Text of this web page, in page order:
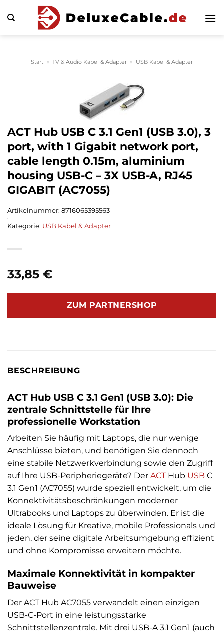
Inhalt
Start » TV & Audio Kabel & Adapter » USB Kabel & Adapter
ACT Hub USB C 3.1 Gen1 (USB 3.0), 3
port, with 1 Gigabit network port,
cable length 0.15m, aluminium
housing USB-C – 3X USB-A, RJ45
GIGABIT (AC7055)
33,85 €
ZUM PARTNERSHOP
Artikelnummer: 8716065395563
Kategorie: USB Kabel & Adapter
BESCHREIBUNG
ACT Hub USB C 3.1 Gen1 (USB 3.0): Die
zentrale Schnittstelle für Ihre
professionelle Workstation
Arbeiten Sie häufig mit Laptops, die nur wenige
Anschlüsse bieten, und benötigen Sie dennoch
eine stabile Netzwerkverbindung sowie den Zugriff
auf Ihre USB-Peripheriegeräte? Der ACTHub USB C
3.1 Gen1 (AC7055) wurde speziell entwickelt, um die
Konnektivitätsbeschränkungen moderner
Ultrabooks und Laptops zu überwinden. Er ist die
ideale Lösung für Kreative, mobile Professionals und
jeden, der seine digitale Arbeitsumgebung effizient
und ohne Kompromisse erweitern möchte.
Maximale Konnektivität in kompakter
Bauweise
Der ACT Hub AC7055 verwandelt einen einzigen
USB-C-Port in eine leistungsstarke
Schnittstellenzentrale. Mit drei USB-A 3.1 Gen1 (auch